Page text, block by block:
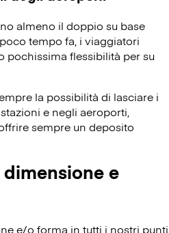
almeno il doppio su base
tempo fa, i viaggiatori
pochissima flessibilità per su
la possibilità di lasciare i
e negli aeroporti,
sempre un deposito
e
e/o forma in tutti i nostri punti